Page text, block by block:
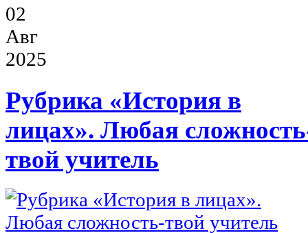
02
Авг
2025
Рубрика «История в
лицах». Любая
твой учитель